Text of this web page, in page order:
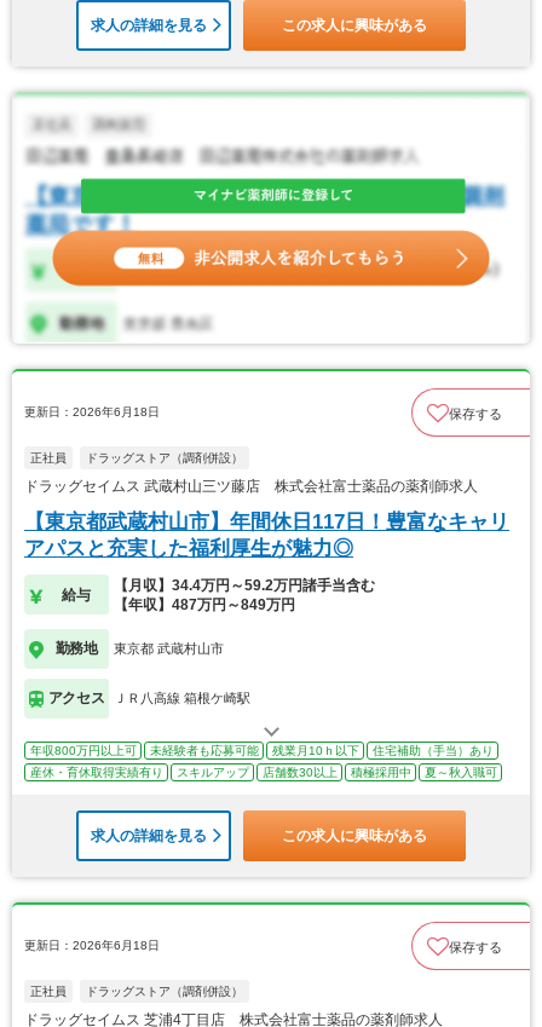
求人の詳細を見る この求人に興味がある
更新日：2026年6月18日 保存する
正社員 ドラッグストア（調剤併設）
ドラッグセイムス 武蔵村山三ツ藤店 株式会社富士薬品の薬剤師求人
【東京都武蔵村山市】年間休日117日！豊富なキャリ
アパスと充実した福利厚生が魅力◎
給与
【月収】34.4万円～59.2万円諸手当含む
【年収】487万円～849万円
勤務地 東京都 武蔵村山市
アクセス ＪＲ八高線 箱根ケ崎駅
年収800万円以上可 未経験者も応募可能 残業月10ｈ以下
住宅補助（手当）あり
産休・育休取得実績有り
スキルアップ 店舗数30以上 積極採用中 夏～秋入職可
求人の詳細を見る この求人に興味がある
更新日：2026年6月18日 保存する
正社員 ドラッグストア（調剤併設）
ドラッグセイムス 芝浦4丁目店 株式会社富士薬品の薬剤師求人